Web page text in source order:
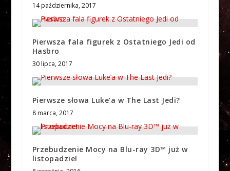
14 października, 2017
Pierwsza fala figurek z Ostatniego Jedi od
Hasbro
30 lipca, 2017
Pierwsze słowa Luke’a w The Last Jedi?
8 marca, 2017
Przebudzenie Mocy na Blu-ray 3D™ już w
listopadzie!